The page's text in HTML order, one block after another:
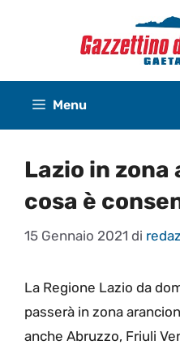
Menu
Lazio in zona
cosa è
15 Gennaio 2021 di
La Regione Lazio da
passerà in zona
anche Abruzzo, Friuli